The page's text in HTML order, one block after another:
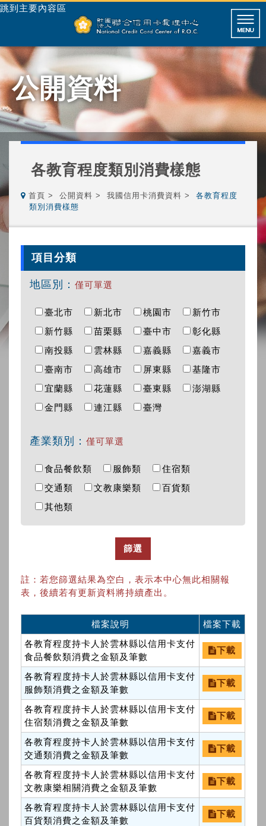
跳到主要內容區
公開資料
各教育程度類別消費樣態
首頁 公開資料 我國信用卡消費資料
各教育程度
類別消費樣態
項目分類
地區別： 僅可單選
臺北市 新北市 桃園市
新竹市
新竹縣
苗栗縣 臺中市
彰化縣
南投縣
雲林縣 嘉義縣
嘉義市
臺南市
高雄市 屏東縣
基隆市
宜蘭縣
花蓮縣 臺東縣
澎湖縣
金門縣
連江縣 臺灣
產業類別： 僅可單選
食品餐飲類 服飾類
住宿類
交通類
文教康樂類
百貨類
其他類
篩選
註：若您篩選結果為空白，表示本中心無此相關報
表，後續若有更新資料將持續產出。
檔案說明
檔案下載
各教育程度持卡人於雲林縣以信用卡支付
食品餐飲類消費之金額及筆數
下載
各教育程度持卡人於雲林縣以信用卡支付
服飾類消費之金額及筆數
下載
各教育程度持卡人於雲林縣以信用卡支付
住宿類消費之金額及筆數
下載
各教育程度持卡人於雲林縣以信用卡支付
交通類消費之金額及筆數
下載
各教育程度持卡人於雲林縣以信用卡支付
文教康樂相關消費之金額及筆數
下載
各教育程度持卡人於雲林縣以信用卡支付
百貨類消費之金額及筆數
下載